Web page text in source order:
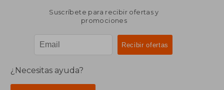
Suscríbete para recibir ofertas y
promociones
¿Necesitas ayuda?